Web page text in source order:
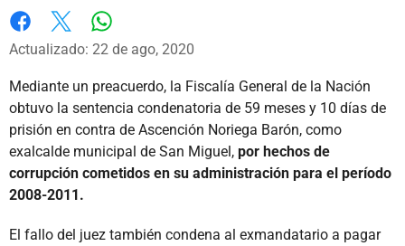
Facebook
X
Actualizado: 22 de ago, 2020
Mediante un preacuerdo, la Fiscalía General de la Nación
obtuvo la sentencia condenatoria de 59 meses y 10 días de
prisión en contra de Ascención Noriega Barón, como
exalcalde municipal de San Miguel, por hechos de
corrupción cometidos en su administración para el período
2008-2011.
El fallo del juez también condena al exmandatario a pagar